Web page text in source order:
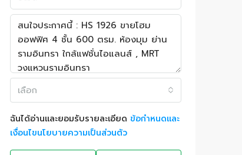
เลือก
ฉันได้อ่านและยอมรับรายละเอียด ข้อกำหนดและ
เงื่อนไขนโยบายความเป็นส่วนตัว